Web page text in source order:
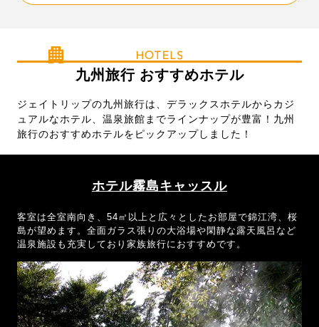
にかく豊富！もちろん、有名温泉地
とあなたにぴったりの九州旅が見つ
かりますよ。
HOTELS
九州旅行 おすすめホテル
ジェイトリップの九州旅行は、デラックスホテルからカジ
ュアルなホテル、温泉旅館までラインナップが豊富！九州
旅行のおすすめホテルをピックアップしました！
ホテル霧島キャッスル
客室は全室南向き、54㎡以上と広々としたお部屋で錦江湾、桜
島が望めます。全面ガラス張りの大浴場や閑静な露天風呂など
温泉施設も充実しており家族旅行におすすめです。